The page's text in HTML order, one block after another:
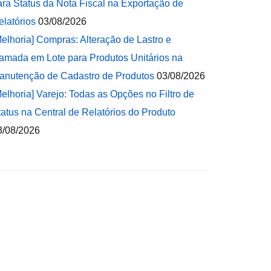
Status da Nota Fiscal na Exportação de
03/08/2026
Compras: Alteração de Lastro e
em Lote para Produtos Unitários na
de Cadastro de Produtos 03/08/2026
Varejo: Todas as Opções no Filtro de
na Central de Relatórios do Produto
08/2026